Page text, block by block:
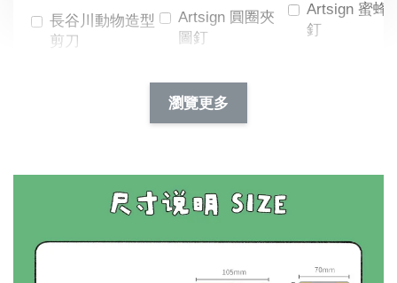
長谷川動物造型
剪刀
Artsign 圓圈夾
圖釘
NT$ 19.00
NT$ 66.00
Artsign 蜜蜂
釘
加入購物車
瀏覽更多